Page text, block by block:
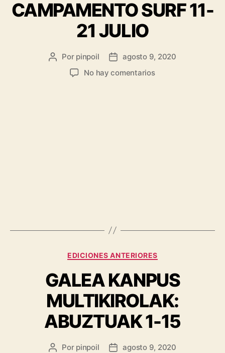
CAMPAMENTO SURF 11-
21 JULIO
Por pinpoil
agosto 9, 2020
No hay comentarios
EDICIONES ANTERIORES
GALEA KANPUS
MULTIKIROLAK:
ABUZTUAK 1-15
Por pinpoil
agosto 9, 2020